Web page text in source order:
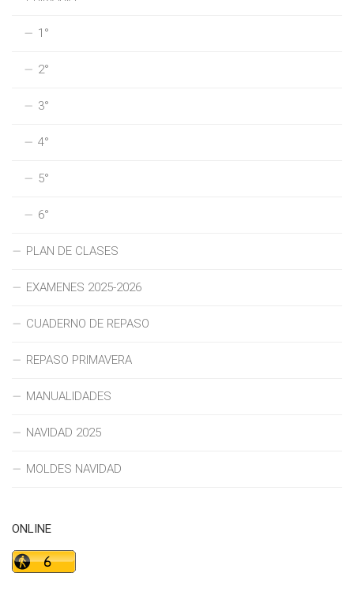
1°
2°
3°
4°
5°
6°
PLAN DE CLASES
EXAMENES 2025-2026
CUADERNO DE REPASO
REPASO PRIMAVERA
MANUALIDADES
NAVIDAD 2025
MOLDES NAVIDAD
ONLINE